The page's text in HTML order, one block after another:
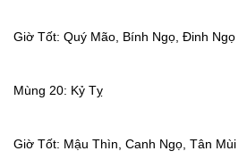
Giờ Tốt: Quý Mão, Bính Ngọ, Đinh Ngọ
Mùng 20: Kỷ Tỵ
Giờ Tốt: Mậu Thìn, Canh Ngọ, Tân Mùi